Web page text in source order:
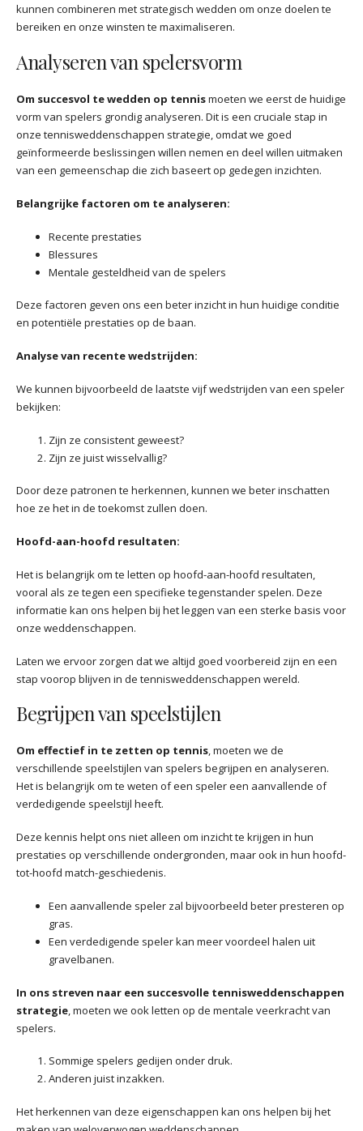
kunnen combineren met strategisch wedden om onze doelen te
bereiken en onze winsten te maximaliseren.
Analyseren van spelersvorm
Om succesvol te wedden op tennismoeten we eerst de huidige
vorm van spelers grondig analyseren. Dit is een cruciale stap in
onze tennisweddenschappen strategie, omdat we goed
geïnformeerde beslissingen willen nemen en deel willen uitmaken
van een gemeenschap die zich baseert op gedegen inzichten.
Belangrijke factoren om te analyseren:
Recente prestaties
Blessures
Mentale gesteldheid van de spelers
Deze factoren geven ons een beter inzicht in hun huidige conditie
en potentiële prestaties op de baan.
Analyse van recente wedstrijden:
We kunnen bijvoorbeeld de laatste vijf wedstrijden van een speler
bekijken:
Zijn ze consistent geweest?
Zijn ze juist wisselvallig?
Door deze patronen te herkennen, kunnen we beter inschatten
hoe ze het in de toekomst zullen doen.
Hoofd-aan-hoofd resultaten:
Het is belangrijk om te letten op hoofd-aan-hoofd resultaten,
vooral als ze tegen een specifieke tegenstander spelen. Deze
informatie kan ons helpen bij het leggen van een sterke basis voor
onze weddenschappen.
Laten we ervoor zorgen dat we altijd goed voorbereid zijn en een
stap voorop blijven in de tennisweddenschappen wereld.
Begrijpen van speelstijlen
Om effectief in te zetten op tennis, moeten we de
verschillende speelstijlen van spelers begrijpen en analyseren.
Het is belangrijk om te weten of een speler een aanvallende of
verdedigende speelstijl heeft.
Deze kennis helpt ons niet alleen om inzicht te krijgen in hun
prestaties op verschillende ondergronden, maar ook in hun hoofd-
tot-hoofd match-geschiedenis.
Een aanvallende speler zal bijvoorbeeld beter presteren op
gras.
Een verdedigende speler kan meer voordeel halen uit
gravelbanen.
In ons streven naar een succesvolle tennisweddenschappen
strategie, moeten we ook letten op de mentale veerkracht van
spelers.
Sommige spelers gedijen onder druk.
Anderen juist inzakken.
Het herkennen van deze eigenschappen kan ons helpen bij het